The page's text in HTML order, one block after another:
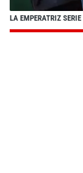
LA EMPERATRIZ